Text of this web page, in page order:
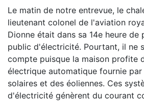
Le matin de notre entrevue, le
lieutenant colonel de l'aviation
Dionne était dans sa 14e heure de
public d'électricité. Pourtant, il ne
compte puisque la maison profite
électrique automatique fournie par
solaires et des éoliennes. Ces
d'électricité génèrent du courant